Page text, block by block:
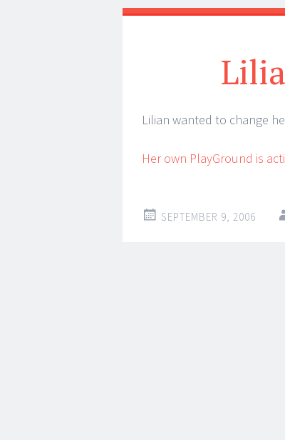
Lilian wanted to change
Her own PlayGround is
SEPTEMBER 9, 2006